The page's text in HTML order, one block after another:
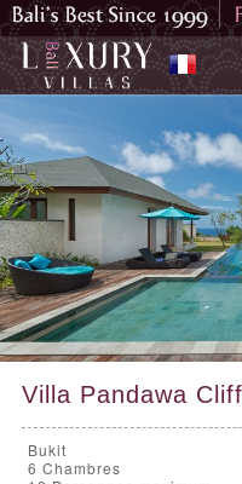
Villa Pandawa
Bukit
6 Chambres